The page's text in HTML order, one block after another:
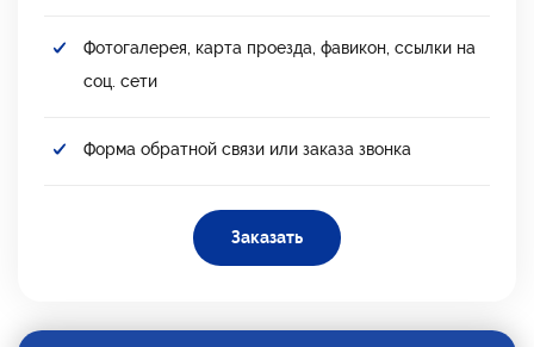
Фотогалерея, карта проезда, фавикон, ссылки на
соц. сети
Форма обратной связи или заказа звонка
Заказать